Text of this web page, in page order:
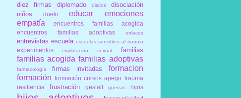
diez firmas
diplomado discos
disociación
niños
duelo educar
emociones
empatía
encuentros familias acogida
encuentros familias adoptivas
enlaces
entrevistas escuela escuelas sensibles al trauma
experimentos explotación sexual familias
familias acogida familias adoptivas
farmacología firmas invitadas
formacion
formación formación cursos apego trauma
resiliencia
frustración gestalt guerras hijos